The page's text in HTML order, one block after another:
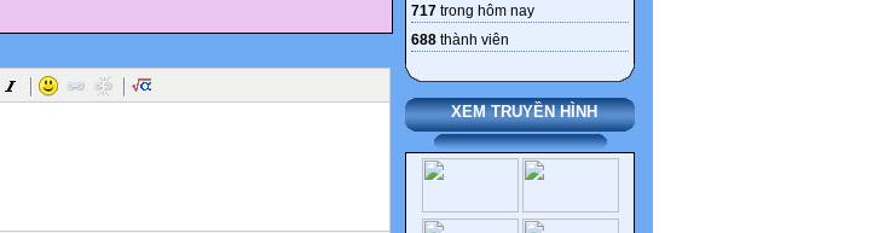
717 trong hôm nay
688 thành viên
XEM TRUYỀN HÌNH